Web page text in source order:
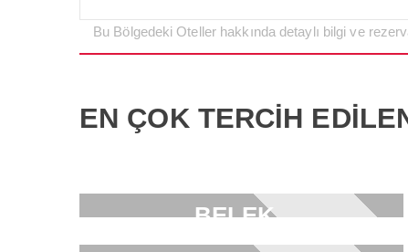
Bu Bölgedeki Oteller hakkında detaylı bilgi ve
EN ÇOK TERCİH
BELEK